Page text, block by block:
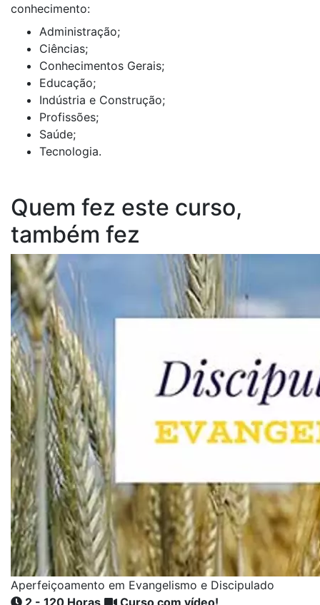
conhecimento:
Administração;
Ciências;
Conhecimentos Gerais;
Educação;
Indústria e Construção;
Profissões;
Saúde;
Tecnologia.
Quem fez este curso,
também fez
Aperfeiçoamento em Evangelismo e Discipulado